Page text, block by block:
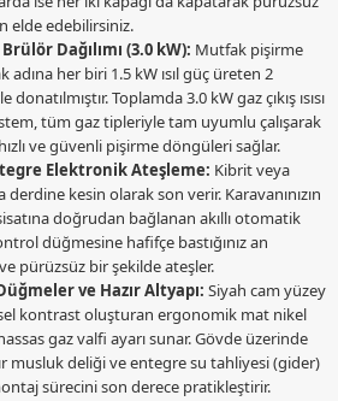
elde edebilirsiniz.
Dağılımı (3.0 kW): Mutfak pişirme
her biri 1.5 kW ısıl güç üreten 2
donatılmıştır. Toplamda 3.0 kW gaz çıkış ısısı
tüm gaz tipleriyle tam uyumlu çalışarak
ve güvenli pişirme döngüleri sağlar.
Elektronik Ateşleme: Kibrit veya
kesin olarak son verir. Karavanınızın
doğrudan bağlanan akıllı otomatik
düğmesine hafifçe bastığınız an
pürüzsüz bir şekilde ateşler.
ve Hazır Altyapı: Siyah cam yüzey
kontrast oluşturan ergonomik mat nikel
gaz valfi ayarı sunar. Gövde üzerinde
musluk deliği ve entegre su tahliyesi (gider)
sürecini son derece pratikleştirir.